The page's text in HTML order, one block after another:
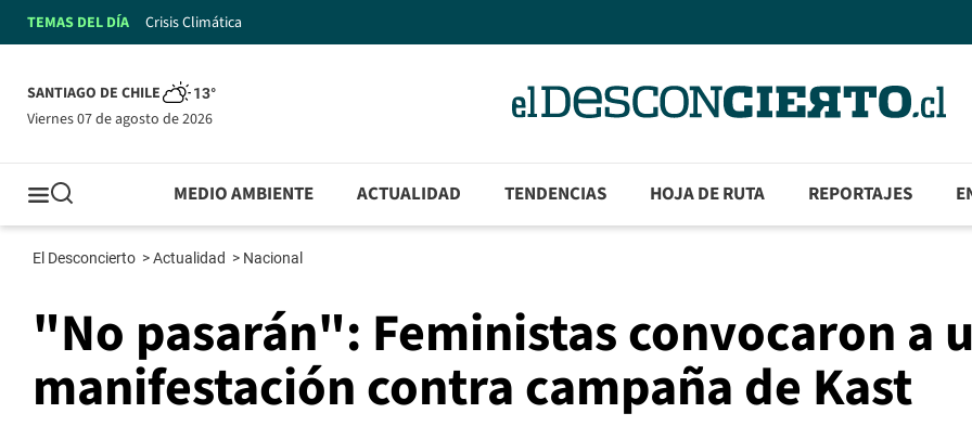
TEMAS DEL DÍA Crisis Climática
SANTIAGO DE CHILE 13°
viernes 07 de agosto de 2026
MEDIO AMBIENTE ACTUALIDAD TENDENCIAS HOJA DE RUTA REPORTAJES
El Desconcierto >Actualidad > Nacional
"No pasarán": Feministas convocaron a
manifestación contra campaña de Kast